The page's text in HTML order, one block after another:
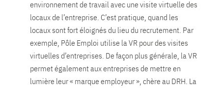
environnement de travail avec une visite virtuelle des
locaux de l’entreprise. C’est pratique, quand les
locaux sont fort éloignés du lieu du recrutement. Par
exemple, Pôle Emploi utilise la VR pour des visites
virtuelles d’entreprises. De façon plus générale, la VR
permet également aux entreprises de mettre en
lumière leur « marque employeur », chère au DRH. La